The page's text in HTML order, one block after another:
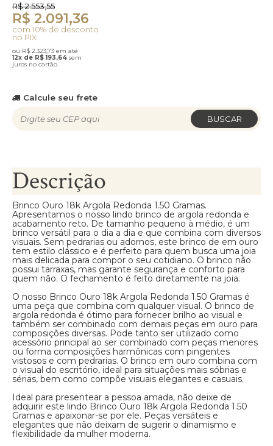
R$ 2.553,55
R$ 2.091,36
com 10% de desconto
no PIX
ou R$ 2.323,73 em até
12x de R$ 193,64 sem
juros no cartão
Calcule seu frete
BUSCAR
Descrição
Brinco Ouro 18k Argola Redonda 1.50 Gramas.
Apresentamos o nosso lindo brinco de argola redonda e
acabamento reto. De tamanho pequeno à médio, é um
brinco versátil para o dia a dia e que combina com diversos
visuais. Sem pedrarias ou adornos, este brinco de em ouro
tem estilo clássico e é perfeito para quem busca uma joia
mais delicada para compor o seu cotidiano. O brinco não
possui tarraxas, mas garante segurança e conforto para
quem não. O fechamento é feito diretamente na joia.
O nosso Brinco Ouro 18k Argola Redonda 1.50 Gramas é
uma peça que combina com qualquer visual. O brinco de
argola redonda é ótimo para fornecer brilho ao visual e
também ser combinado com demais peças em ouro para
composições diversas. Pode tanto ser utilizado como
acessório principal ao ser combinado com peças menores
ou forma composições harmônicas com pingentes
vistosos e com pedrarias. O brinco em ouro combina com
o visual do escritório, ideal para situações mais sóbrias e
sérias, bem como compõe visuais elegantes e casuais.
Ideal para presentear a pessoa amada, não deixe de
adquirir este lindo Brinco Ouro 18k Argola Redonda 1.50
Gramas e apaixonar-se por ele. Peças versáteis e
elegantes que não deixam de sugerir o dinamismo e
flexibilidade da mulher moderna.